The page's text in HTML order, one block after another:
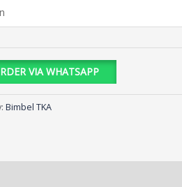
VIA WHATSAPP
Bimbel TKA